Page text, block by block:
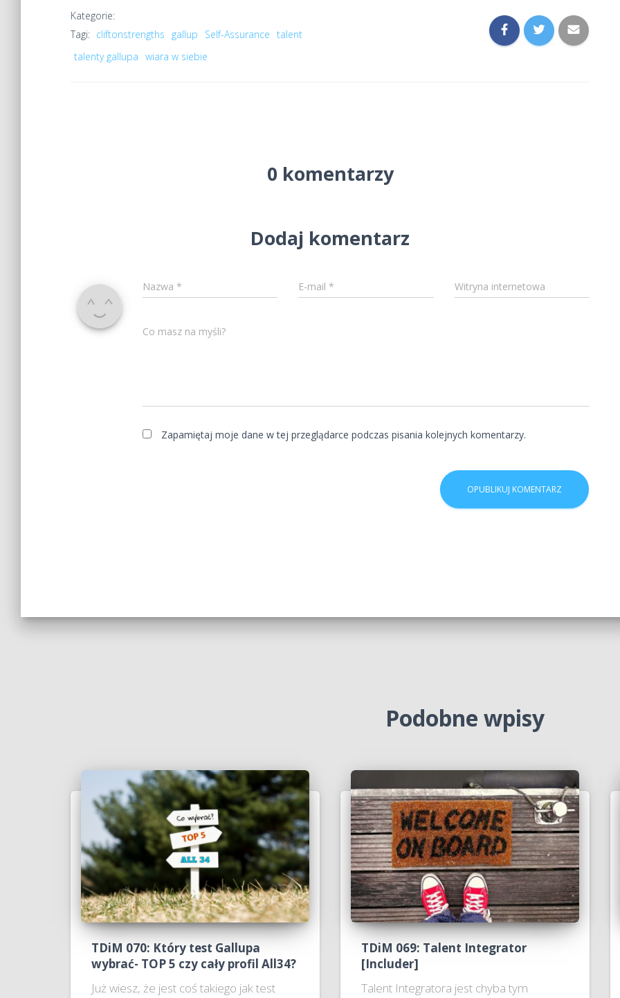
Kategorie:
Tagi: cliftonstrengths gallup Self-Assurance talent
talenty gallupa wiara w siebie
0 komentarzy
Dodaj komentarz
Nazwa * E-mail * Witryna internetowa
Co masz na myśli?
Zapamiętaj moje dane w tej przeglądarce podczas pisania kolejnych komentarzy.
Podobne wpisy
TDiM 070: Który test Gallupa
wybrać- TOP 5 czy cały profil All34?
Już wiesz, że jest coś takiego jak test
TDiM 069: Talent Integrator
[Includer]
Talent Integratora jest chyba tym